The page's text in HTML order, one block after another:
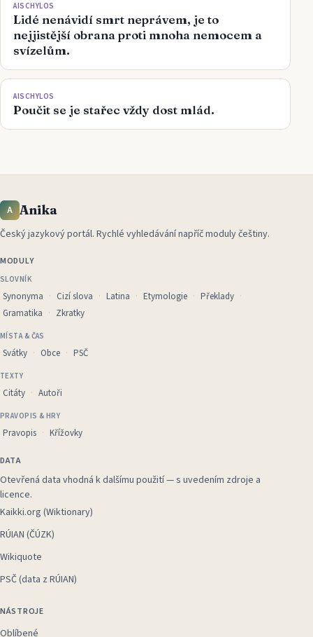
AISCHYLOS
Lidé nenávidí smrt neprávem, je to
nejjistější obrana proti mnoha nemocem a
svízelům.
AISCHYLOS
Poučit se je stařec vždy dost mlád.
A Anika
Český jazykový portál. Rychlé vyhledávání napříč moduly češtiny.
MODULY
SLOVNÍK
Synonyma Cizí slova Latina Etymologie
Překlady
Gramatika
Zkratky
MÍSTA & ČAS
Svátky Obce PSČ
TEXTY
Citáty Autoři
PRAVOPIS & HRY
Pravopis Křížovky
DATA
Otevřená data vhodná k dalšímu použití — s uvedením zdroje a
licence.
Kaikki.org (Wiktionary)
RÚIAN (ČÚZK)
Wikiquote
PSČ (data z RÚIAN)
NÁSTROJE
Oblíbené